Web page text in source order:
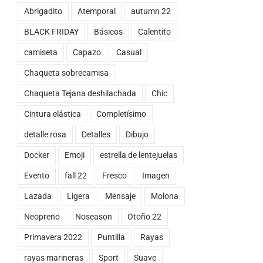
Abrigadito Atemporal autumn 22
BLACK FRIDAY Básicos Calentito
camiseta Capazo Casual
Chaqueta sobrecamisa
Chaqueta Tejana deshilachada Chic
Cintura elástica Completísimo
detalle rosa Detalles Dibujo
Docker Emoji estrella de lentejuelas
Evento fall 22 Fresco Imagen
Lazada Ligera Mensaje Molona
Neopreno Noseason Otoño 22
Primavera 2022 Puntilla Rayas
rayas marineras Sport Suave